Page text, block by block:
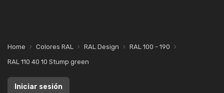
Home Colores RAL RAL Design
RAL 100 - 190
RAL 110 40 10 Stump green
Iniciar sesión